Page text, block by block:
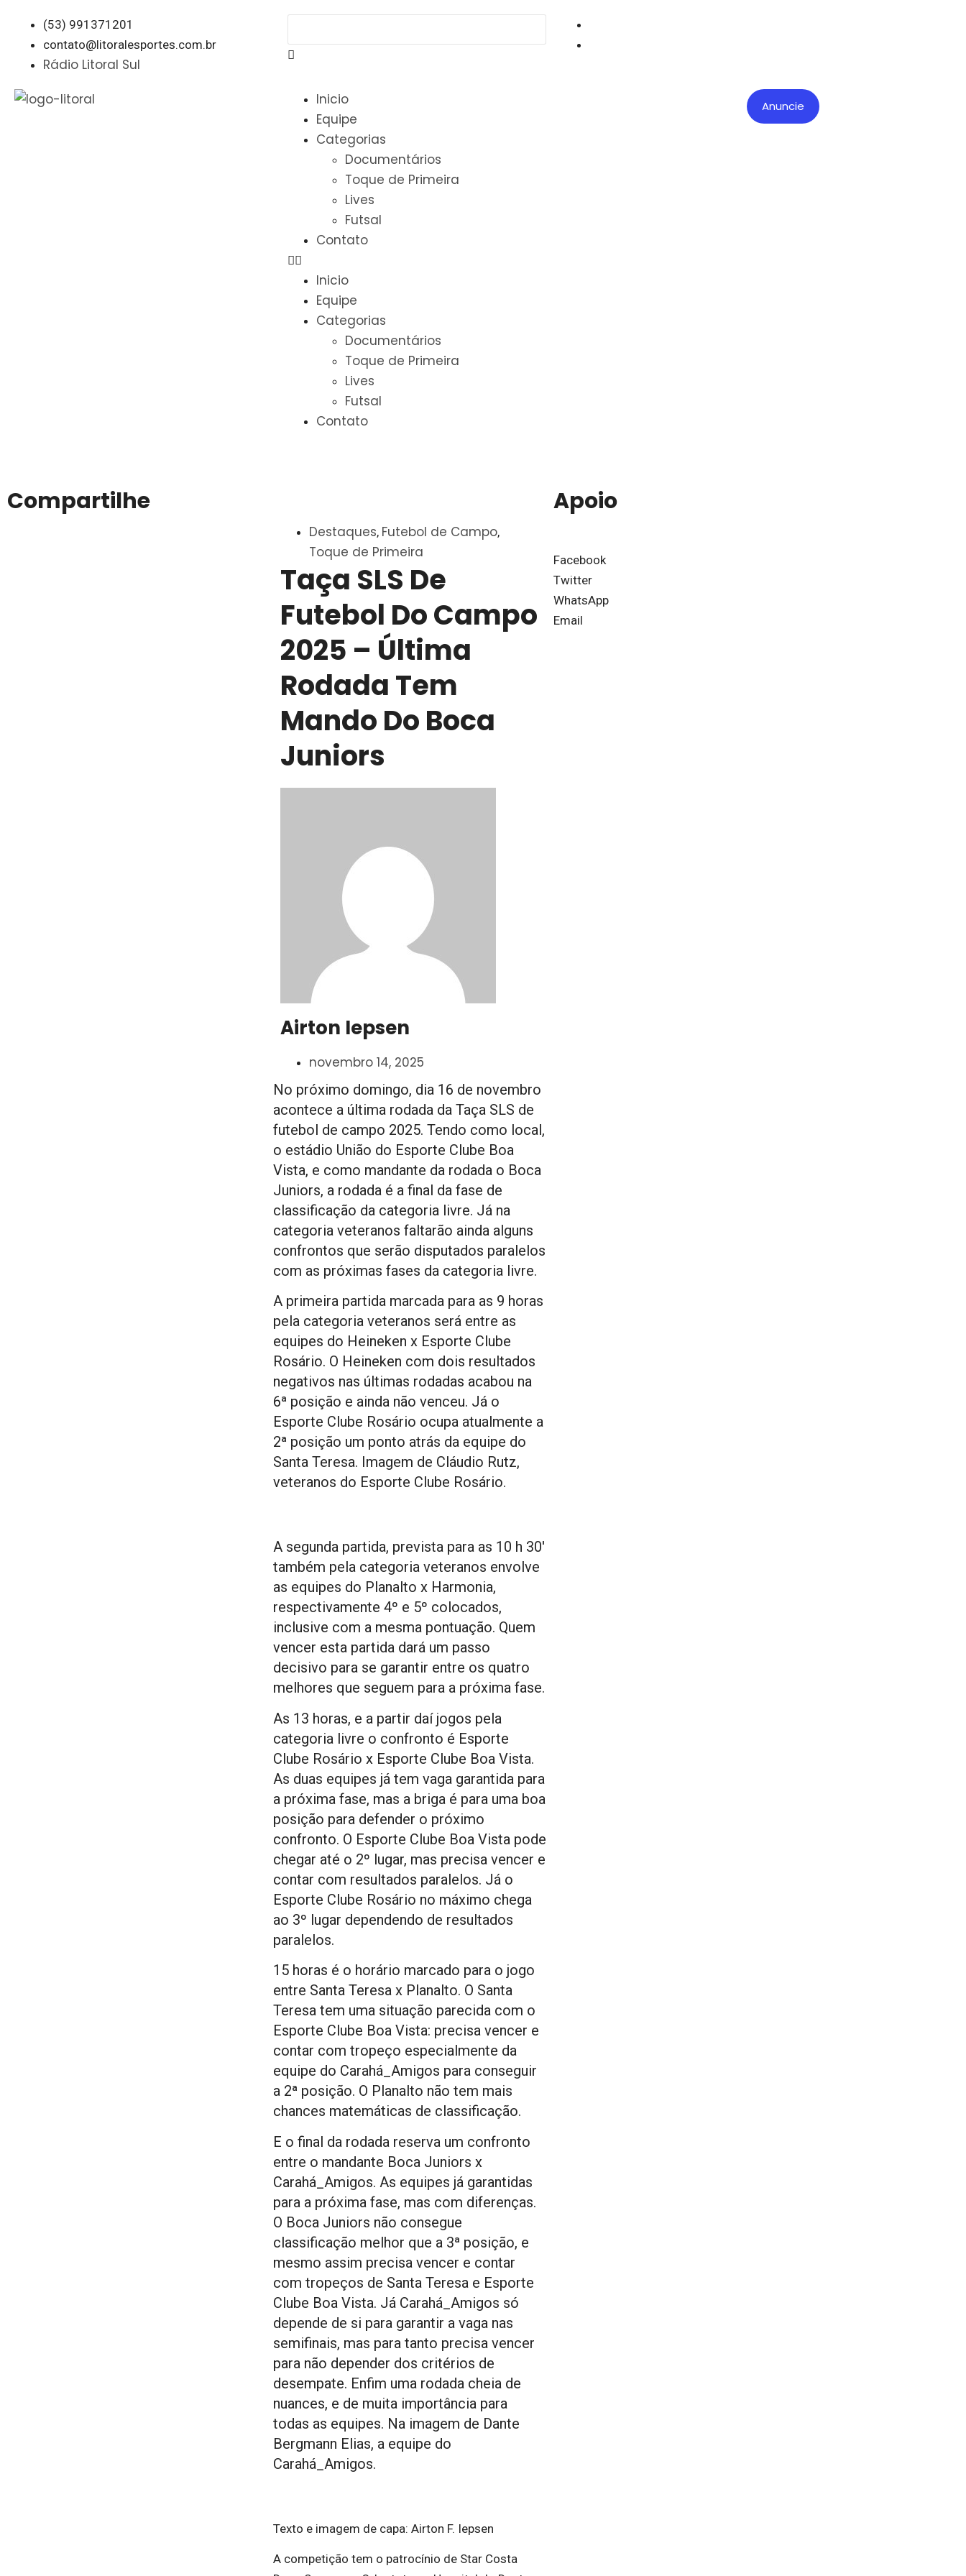
(53) 991371201
contato@litoralesportes.com.br
Rádio Litoral Sul
Inicio
Equipe
Categorias
Documentários
Toque de Primeira
Lives
Futsal
Contato
Inicio
Equipe
Categorias
Documentários
Toque de Primeira
Lives
Futsal
Contato
Anuncie
Compartilhe
Destaques, Futebol de Campo,
Toque de Primeira
Taça SLS De
Futebol Do Campo
2025 – Última
Rodada Tem
Mando Do Boca
Juniors
Airton Iepsen
novembro 14, 2025
No próximo domingo, dia 16 de novembro
acontece a última rodada da Taça SLS de
futebol de campo 2025. Tendo como local,
o estádio União do Esporte Clube Boa
Vista, e como mandante da rodada o Boca
Juniors, a rodada é a final da fase de
classificação da categoria livre. Já na
categoria veteranos faltarão ainda alguns
confrontos que serão disputados paralelos
com as próximas fases da categoria livre.
A primeira partida marcada para as 9 horas
pela categoria veteranos será entre as
equipes do Heineken x Esporte Clube
Rosário. O Heineken com dois resultados
negativos nas últimas rodadas acabou na
6ª posição e ainda não venceu. Já o
Esporte Clube Rosário ocupa atualmente a
2ª posição um ponto atrás da equipe do
Santa Teresa. Imagem de Cláudio Rutz,
veteranos do Esporte Clube Rosário.
A segunda partida, prevista para as 10 h 30′
também pela categoria veteranos envolve
as equipes do Planalto x Harmonia,
respectivamente 4º e 5º colocados,
inclusive com a mesma pontuação. Quem
vencer esta partida dará um passo
decisivo para se garantir entre os quatro
melhores que seguem para a próxima fase.
As 13 horas, e a partir daí jogos pela
categoria livre o confronto é Esporte
Clube Rosário x Esporte Clube Boa Vista.
As duas equipes já tem vaga garantida para
a próxima fase, mas a briga é para uma boa
posição para defender o próximo
confronto. O Esporte Clube Boa Vista pode
chegar até o 2º lugar, mas precisa vencer e
contar com resultados paralelos. Já o
Esporte Clube Rosário no máximo chega
ao 3º lugar dependendo de resultados
paralelos.
15 horas é o horário marcado para o jogo
entre Santa Teresa x Planalto. O Santa
Teresa tem uma situação parecida com o
Esporte Clube Boa Vista: precisa vencer e
contar com tropeço especialmente da
equipe do Carahá_Amigos para conseguir
a 2ª posição. O Planalto não tem mais
chances matemáticas de classificação.
E o final da rodada reserva um confronto
entre o mandante Boca Juniors x
Carahá_Amigos. As equipes já garantidas
para a próxima fase, mas com diferenças.
O Boca Juniors não consegue
classificação melhor que a 3ª posição, e
mesmo assim precisa vencer e contar
com tropeços de Santa Teresa e Esporte
Clube Boa Vista. Já Carahá_Amigos só
depende de si para garantir a vaga nas
semifinais, mas para tanto precisa vencer
para não depender dos critérios de
desempate. Enfim uma rodada cheia de
nuances, e de muita importância para
todas as equipes. Na imagem de Dante
Bergmann Elias, a equipe do
Carahá_Amigos.
Texto e imagem de capa: Airton F. Iepsen
A competição tem o patrocínio de Star Costa
Apoio
Facebook
Twitter
WhatsApp
Email